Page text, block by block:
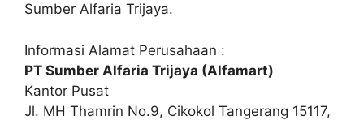
Sumber Alfaria Trijaya.
Informasi Alamat Perusahaan :
PT Sumber Alfaria Trijaya (Alfamart)
Kantor Pusat
Jl. MH Thamrin No.9, Cikokol Tangerang 15117,